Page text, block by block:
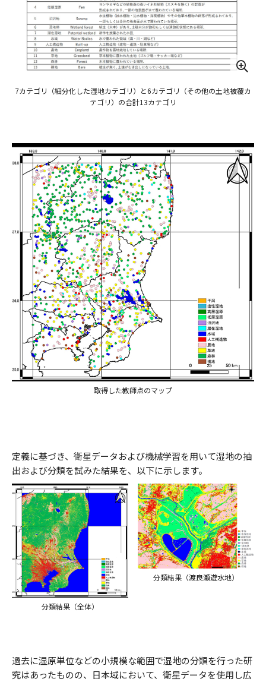
7カテゴリ（細分化した湿地カテゴリ）と6カテゴリ（その他の土地被覆カ
テゴリ）の合計13カテゴリ
取得した教師点のマップ
定義に基づき、衛星データおよび機械学習を用いて湿地の抽
出および分類を試みた結果を、以下に示します。
分類結果（全体）
分類結果（渡良瀬遊水地）
過去に湿原単位などの小規模な範囲で湿地の分類を行った研
究はあったものの、日本域において、衛星データを使用し広